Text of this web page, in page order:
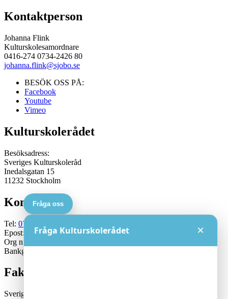
Kontaktperson
Johanna Flink
Kulturskolesamordnare
0416-274 0734-2426 80
johanna.flink@sjobo.se
BESÖK OSS PÅ:
Facebook
Youtube
Vimeo
Kulturskolerådet
Besöksadress:
Sveriges Kulturskoleråd
Inedalsgatan 15
11232 Stockholm
Kontakt
Tel: 070-671 79 46
Epost:
generalsekreterare@kulturskoleradet.se
Org nr: 802402-2561
Bankgiro:5553-1339
Fakturaadress
Sveriges Kulturskoleråd
Fråga oss
Fråga Kulturskolerådet ×